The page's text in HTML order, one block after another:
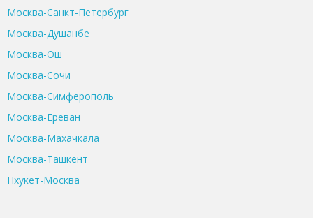
Москва-Санкт-Петербург
Москва-Душанбе
Москва-Ош
Москва-Сочи
Москва-Симферополь
Москва-Ереван
Москва-Махачкала
Москва-Ташкент
Пхукет-Москва